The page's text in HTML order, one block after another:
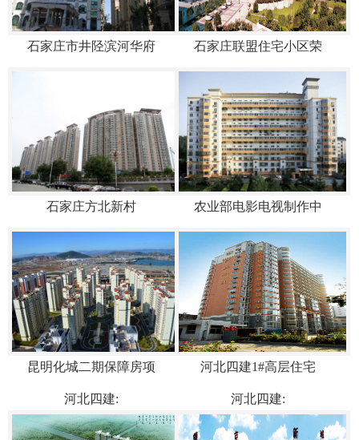
石家庄市井陉滨河华府 石家庄联盟住宅小区荣
石家庄方北新村 农业部电影电视制作中
昆明化城二期保障房项 河北四建1#高层住宅
河北四建: 河北四建: